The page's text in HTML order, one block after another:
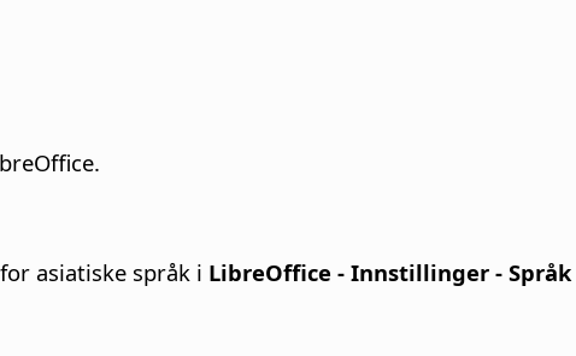
asiatiske språk i LibreOffice - Innstillinger -